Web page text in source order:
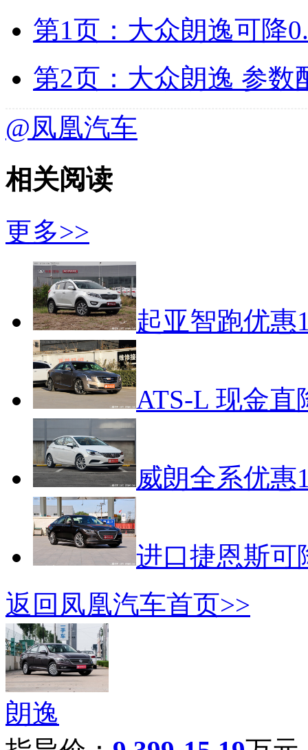
第1页：大众朗逸可降
第2页：大众朗逸 参数
@凤凰汽车
相关阅读
更多>>
起亚智跑优惠
ATS-L 现金直
威朗全系优惠
进口捷恩斯可
返回凤凰汽车首页>>
朗逸